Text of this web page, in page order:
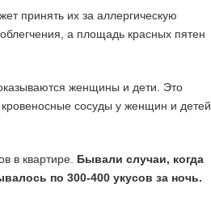
принять их за аллергическую
а площадь красных пятен
женщины и дети. Это
кровеносные сосуды у женщин и детей
в квартире. Бывали случаи, когда
по 300-400 укусов за ночь.